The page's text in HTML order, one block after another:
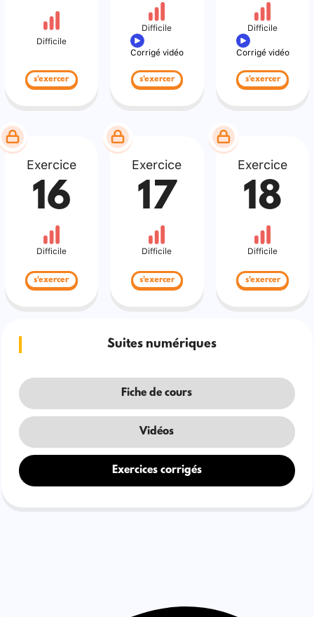
Difficile
s'exercer
Difficile
Corrigé vidéo
s'exercer
Difficile
Corrigé vidéo
s'exercer
Exercice
16
Difficile
s'exercer
Exercice
17
Difficile
s'exercer
Exercice
18
Difficile
s'exercer
Suites numériques
Fiche de cours
Vidéos
Exercices corrigés